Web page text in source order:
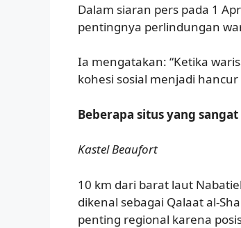
Dalam siaran pers pada 1
pentingnya perlindungan
Ia mengatakan: “Ketika
kohesi sosial menjadi
Beberapa situs yang
Kastel Beaufort
10 km dari barat laut
dikenal sebagai Qalaat al-
penting regional karena